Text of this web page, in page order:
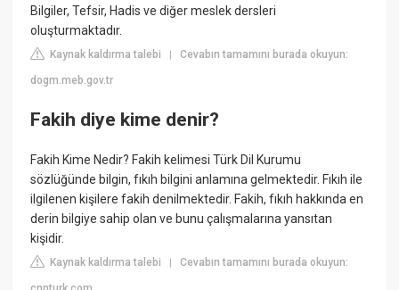
Bilgiler, Tefsir, Hadis ve diğer meslek dersleri
oluşturmaktadır.
Kaynak kaldırma talebi |Cevabın tamamını burada okuyun:
dogm.meb.gov.tr
Fakih diye kime denir?
Fakih Kime Nedir? Fakih kelimesi Türk Dil Kurumu
sözlüğünde bilgin, fıkıh bilgini anlamına gelmektedir. Fıkıh ile
ilgilenen kişilere fakih denilmektedir. Fakih, fıkıh hakkında en
derin bilgiye sahip olan ve bunu çalışmalarına yansıtan
kişidir.
Kaynak kaldırma talebi |Cevabın tamamını burada okuyun: